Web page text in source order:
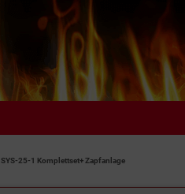
SYS-25-1 Komplettset+ Zapfanlage